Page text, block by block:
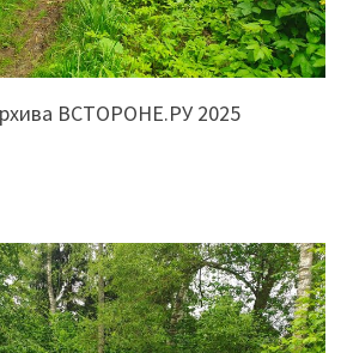
ВСТОРОНЕ.РУ 2025